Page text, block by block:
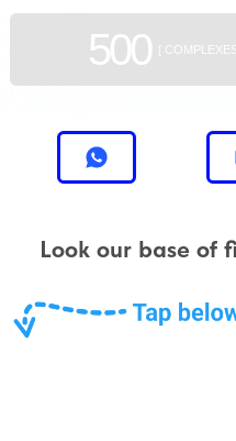
500 [ COMPLEXES
Look our base of